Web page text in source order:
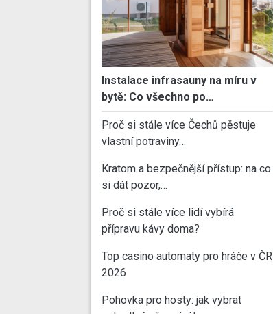
Instalace infrasauny na míru v
bytě: Co všechno po…
Proč si stále více Čechů pěstuje
vlastní potraviny…
Kratom a bezpečnější přístup: na co
si dát pozor,…
Proč si stále více lidí vybírá
přípravu kávy doma?
Top casino automaty pro hráče v ČR
2026
Pohovka pro hosty: jak vybrat